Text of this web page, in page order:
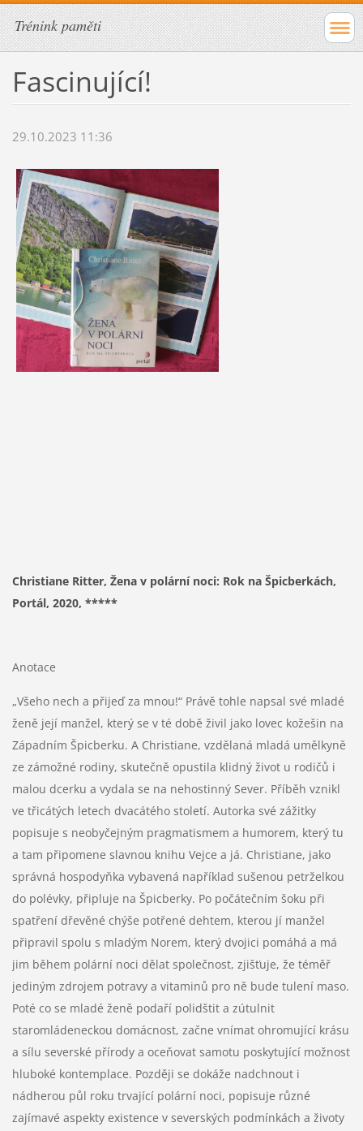
Trénink paměti
Fascinující!
29.10.2023 11:36
Christiane Ritter, Žena v polární noci: Rok na Špicberkách,
Portál, 2020, *****
Anotace
„Všeho nech a přijeď za mnou!“ Právě tohle napsal své mladé
ženě její manžel, který se v té době živil jako lovec kožešin na
Západním Špicberku. A Christiane, vzdělaná mladá umělkyně
ze zámožné rodiny, skutečně opustila klidný život u rodičů i
malou dcerku a vydala se na nehostinný Sever. Příběh vznikl
ve třicátých letech dvacátého století. Autorka své zážitky
popisuje s neobyčejným pragmatismem a humorem, který tu
a tam připomene slavnou knihu Vejce a já. Christiane, jako
správná hospodyňka vybavená například sušenou petrželkou
do polévky, připluje na Špicberky. Po počátečním šoku při
spatření dřevěné chýše potřené dehtem, kterou jí manžel
připravil spolu s mladým Norem, který dvojici pomáhá a má
jim během polární noci dělat společnost, zjišťuje, že téměř
jediným zdrojem potravy a vitaminů pro ně bude tulení maso.
Poté co se mladé ženě podaří polidštit a zútulnit
staromládeneckou domácnost, začne vnímat ohromující krásu
a sílu severské přírody a oceňovat samotu poskytující možnost
hluboké kontemplace. Později se dokáže nadchnout i
nádherou půl roku trvající polární noci, popisuje různé
zajímavé aspekty existence v severských podmínkách a životy